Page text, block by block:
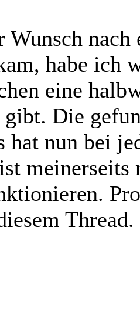
Wunsch
habe ich
eine
Die
hat nun bei
meinerseits
Thread.